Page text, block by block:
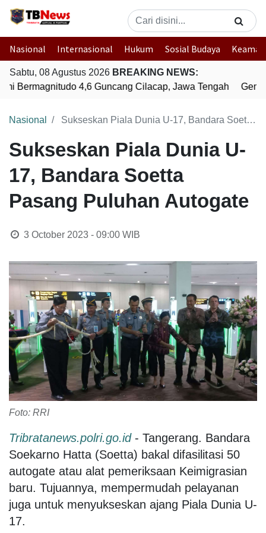
Nasional Internasional Hukum Sosial Budaya
Sabtu, 08 Agustus 2026 BREAKING NEWS:
Bermagnitudo 4,6 Guncang Cilacap, Jawa Tengah
Nasional Sukseskan Piala Dunia U-17, Bandara Soetta Pasang Puluhan Autogate
Sukseskan Piala Dunia U-
17, Bandara Soetta
Pasang Puluhan Autogate
3 October 2023 - 09:00WIB
Foto: RRI
Tribratanews.polri.go.id- Tangerang. Bandara
Soekarno Hatta (Soetta) bakal difasilitasi 50
autogate atau alat pemeriksaan Keimigrasian
baru. Tujuannya, mempermudah pelayanan
juga untuk menyukseskan ajang Piala Dunia U-
17.